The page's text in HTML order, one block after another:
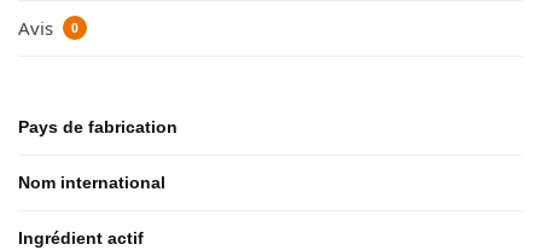
Avis 0
Pays de fabrication
Nom international
Ingrédient actif